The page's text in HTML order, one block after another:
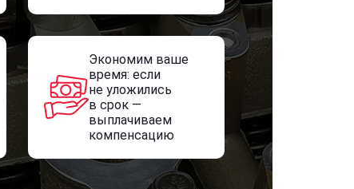
Экономим ваше
время: если
не уложились
в срок —
выплачиваем
компенсацию